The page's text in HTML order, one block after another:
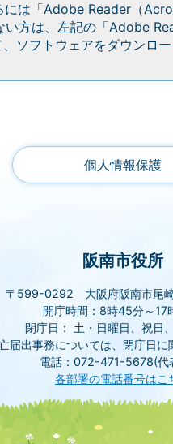
には「Adobe Reader（
い方は、左記の「Adobe
ソフトウェアをダウンロ
個人情報保護
阪南市役所
〒599-0292 大阪府阪南市尾
開庁時間：8時45分～17
閉庁日： 土・日曜日、祝日
届出事務については、閉庁日
電話：072-471-5678(代
各部署の電話番号はこ